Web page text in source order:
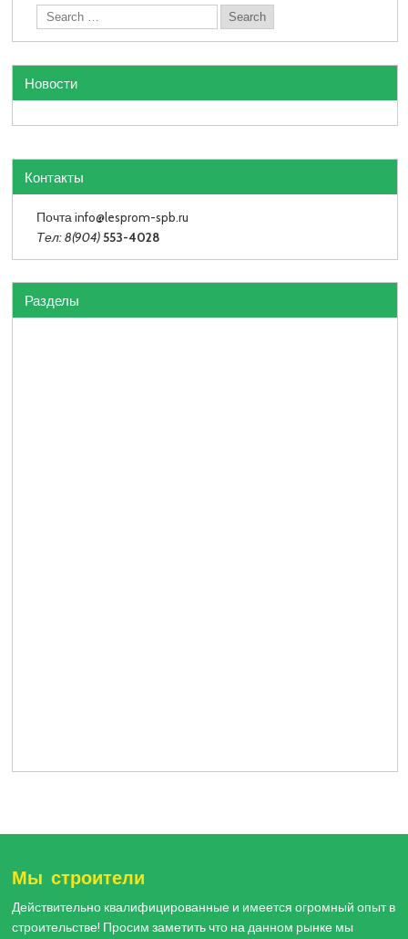
Новости
Контакты
Почта info@lesprom-spb.ru
Тел: 8(904) 553-4028
Разделы
Мы строители
Действительно квалифицированные и имеется огромный опыт в
строительстве! Просим заметить что на данном рынке мы